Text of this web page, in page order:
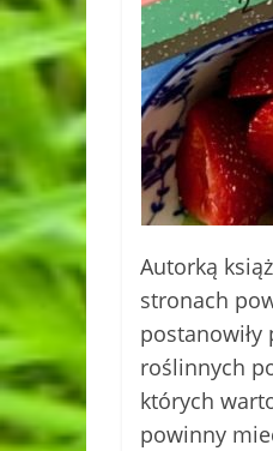
Autorką
stronach
postanowiły
roślinnych
których
powinny